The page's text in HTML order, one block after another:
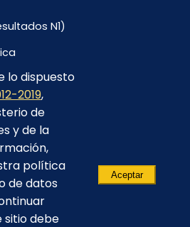
N1)
Chachimbiro
mediante “Lista Corta”
Asociativos
lo dispuesto
2019,
de
y de la
política
de datos
sitio debe
Aceptar